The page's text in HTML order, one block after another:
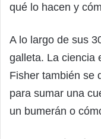
qué lo hacen y
A lo largo de sus
galleta. La ciencia
Fisher también se
para sumar una
un bumerán o